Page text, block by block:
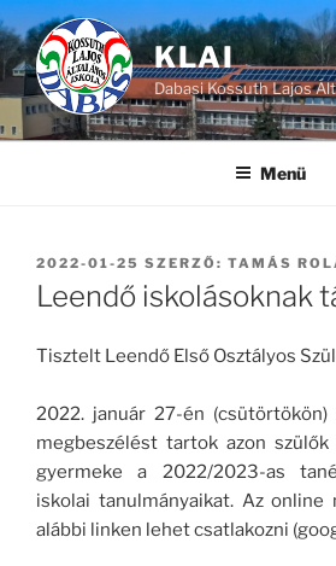
Tartalomhoz
KLAI
Dabasi Kossuth Lajos
Menü
BEKÜLDVE:
2022-01-25 SZERZŐ: TAMÁS
Leendő iskolásoknak
Tisztelt Leendő Első Osztályos
2022. január 27-én
megbeszélést tartok azon szülők
gyermeke a 2022/2023-as
iskolai tanulmányaikat. Az online
alábbi linken lehet csatlakozni